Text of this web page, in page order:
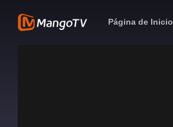
Página de Inicio